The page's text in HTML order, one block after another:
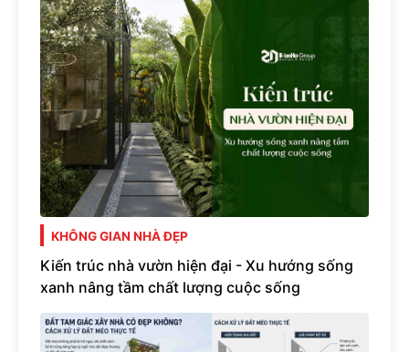
KHÔNG GIAN NHÀ ĐẸP
Kiến trúc nhà vườn hiện đại - Xu hướng sống
xanh nâng tầm chất lượng cuộc sống